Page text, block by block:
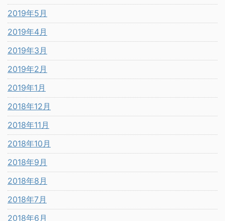
2019年5月
2019年4月
2019年3月
2019年2月
2019年1月
2018年12月
2018年11月
2018年10月
2018年9月
2018年8月
2018年7月
2018年6月